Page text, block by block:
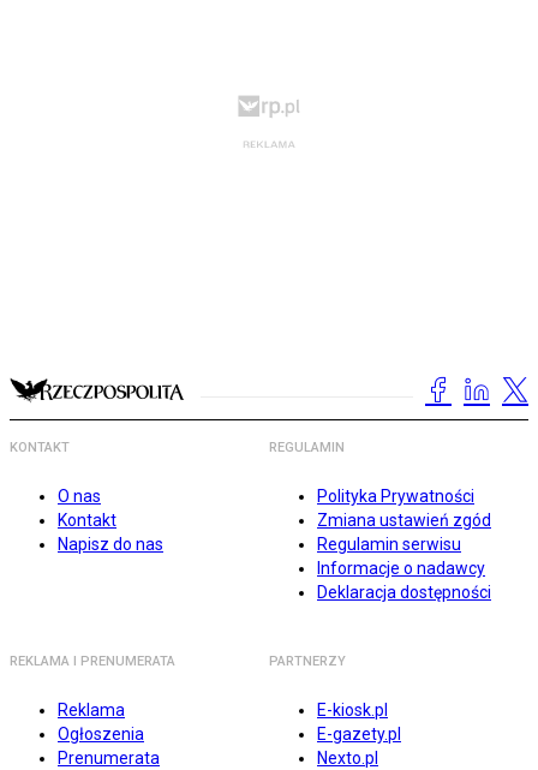
KONTAKT
O nas
Kontakt
Napisz do nas
REGULAMIN
Polityka Prywatności
Zmiana ustawień zgód
Regulamin serwisu
Informacje o nadawcy
Deklaracja dostępności
REKLAMA I PRENUMERATA
Reklama
Ogłoszenia
Prenumerata
PARTNERZY
E-kiosk.pl
E-gazety.pl
Nexto.pl